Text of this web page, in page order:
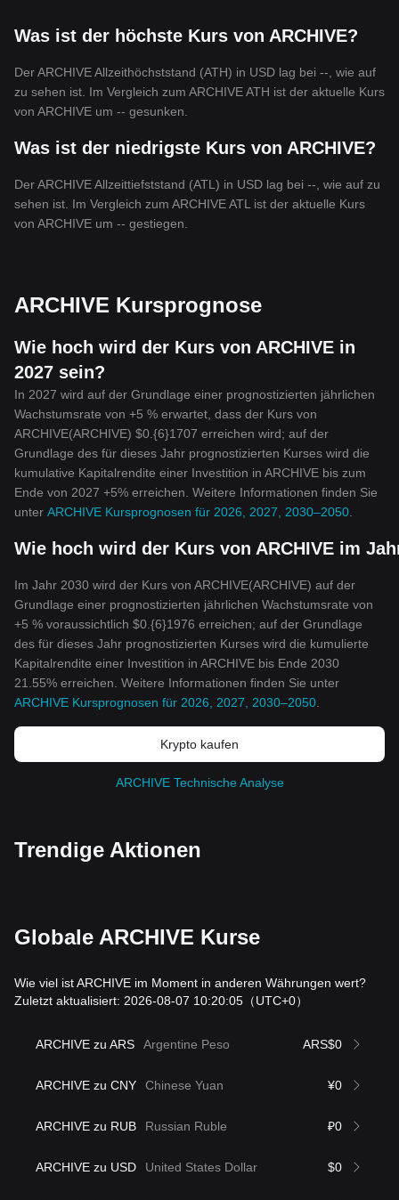
Was ist der höchste Kurs von ARCHIVE?
Der ARCHIVE Allzeithöchststand (ATH) in USD lag bei --, wie auf
zu sehen ist. Im Vergleich zum ARCHIVE ATH ist der aktuelle Kurs
von ARCHIVE um -- gesunken.
Was ist der niedrigste Kurs von ARCHIVE?
Der ARCHIVE Allzeittiefststand (ATL) in USD lag bei --, wie auf zu
sehen ist. Im Vergleich zum ARCHIVE ATL ist der aktuelle Kurs
von ARCHIVE um -- gestiegen.
ARCHIVE Kursprognose
Wie hoch wird der Kurs von ARCHIVE in
2027 sein?
In 2027 wird auf der Grundlage einer prognostizierten jährlichen
Wachstumsrate von +5 % erwartet, dass der Kurs von
ARCHIVE(ARCHIVE) $0.{6}1707 erreichen wird; auf der
Grundlage des für dieses Jahr prognostizierten Kurses wird die
kumulative Kapitalrendite einer Investition in ARCHIVE bis zum
Ende von 2027 +5% erreichen. Weitere Informationen finden Sie
unter ARCHIVE Kursprognosen für 2026, 2027, 2030–2050
Wie hoch wird der Kurs von ARCHIVE im
Im Jahr 2030 wird der Kurs von ARCHIVE(ARCHIVE) auf der
Grundlage einer prognostizierten jährlichen Wachstumsrate von
+5 % voraussichtlich $0.{6}1976 erreichen; auf der Grundlage
des für dieses Jahr prognostizierten Kurses wird die kumulierte
Kapitalrendite einer Investition in ARCHIVE bis Ende 2030
21.55% erreichen. Weitere Informationen finden Sie unter
ARCHIVE Kursprognosen für 2026, 2027, 2030–2050
Krypto kaufen
ARCHIVE Technische Analyse
Trendige Aktionen
Globale ARCHIVE Kurse
Wie viel ist ARCHIVE im Moment in anderen Währungen wert?
Zuletzt aktualisiert: 2026-08-07 10:20:05 （UTC+0）
ARCHIVE zu ARS Argentine Peso ARS$0
ARCHIVE zu CNY Chinese Yuan ¥0
ARCHIVE zu RUB Russian Ruble ₽0
ARCHIVE zu USD United States Dollar $0